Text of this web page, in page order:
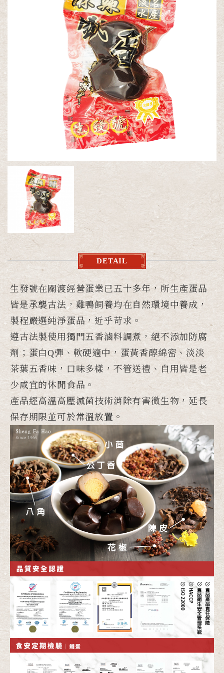
DETAIL
生發號在關渡經營蛋業已五十多年，所生產蛋品
皆是承襲古法，雞鴨飼養均在自然環境中養成，
製程嚴選純淨蛋品，近乎苛求。
遵古法製使用獨門五香滷料調煮，絕不添加防腐
劑；蛋白Q彈、軟硬適中，蛋黃香醇綿密、淡淡
茶葉五香味，口味多樣，不管送禮、自用皆是老
少咸宜的休閒食品。
產品經高溫高壓滅菌技術消除有害微生物，延長
保存期限並可於常溫放置。